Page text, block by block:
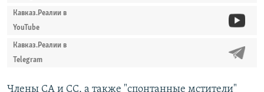
Кавказ.Реалии в
YouTube
Кавказ.Реалии в
Telegram
Члены СА и СС, а также "спонтанные мстители"